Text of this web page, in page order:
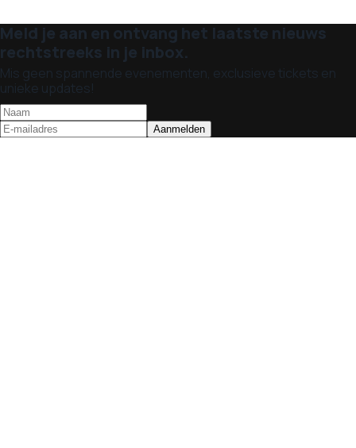
Meld je aan en ontvang het laatste nieuws
rechtstreeks in je inbox.
Mis geen spannende evenementen, exclusieve tickets en
unieke updates!